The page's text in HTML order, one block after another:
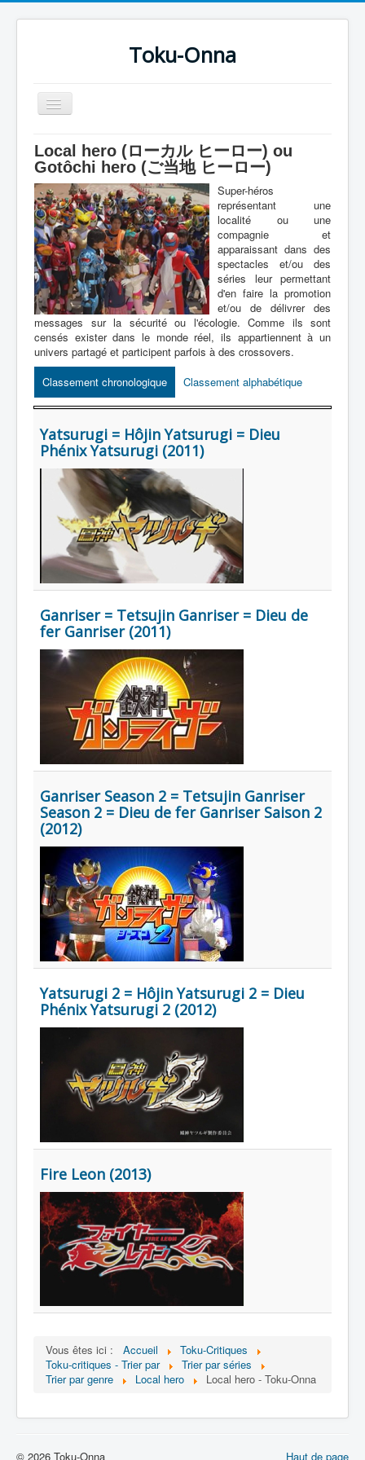
Toku-Onna
Basculer
la
Accueil
Toku-Actrices
Toku-Critiques
Séries
Films
COSAA
Dessins
Artiste Asperger
Lexique
Série
Équipe
Personnage
Transformation
Équipement
Mecha
Objet
Lieu
Épisode
Fanservice
Générique
Titre
Année
Genre / Franchise
Thème
Créateur
Compositeur
Studio
[]
Nouveaux dossiers
Local hero (ローカル ヒーロー) ou
Gotôchi hero (ご当地 ヒーロー)
Super-héros
représentant une
localité ou une
compagnie et
apparaissant dans des
spectacles et/ou des
séries leur permettant
d'en faire la promotion
et/ou de délivrer des
messages sur la sécurité ou l'écologie. Comme ils sont
censés exister dans le monde réel, ils appartiennent à un
univers partagé et participent parfois à des crossovers.
Classement chronologique
Classement alphabétique
Yatsurugi = Hôjin Yatsurugi = Dieu
Phénix Yatsurugi (2011)
Ganriser = Tetsujin Ganriser = Dieu de
fer Ganriser (2011)
Ganriser Season 2 = Tetsujin Ganriser
Season 2 = Dieu de fer Ganriser Saison 2
(2012)
Yatsurugi 2 = Hôjin Yatsurugi 2 = Dieu
Phénix Yatsurugi 2 (2012)
Fire Leon (2013)
Vous êtes ici : Accueil
Toku-Critiques
Toku-critiques - Trier par
Trier par séries
Trier par genre
Local hero Local hero - Toku-Onna
Haut de page
© 2026 Toku-Onna